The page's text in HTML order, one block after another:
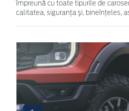
împreună cu toate tipurile de
calitatea, siguranţa şi, bineînţeles,